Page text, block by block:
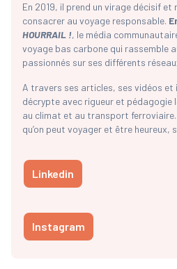
En 2019, il prend un virage décisif et
consacrer au voyage responsable.
HOURRAIL !, le média
voyage bas carbone qui rassemble
passionnés sur ses différents
A travers ses articles, ses vidéos
décrypte avec rigueur et pédagogie
au climat et au transport
qu’on peut voyager et être heureux,
Linkedin
Instagram